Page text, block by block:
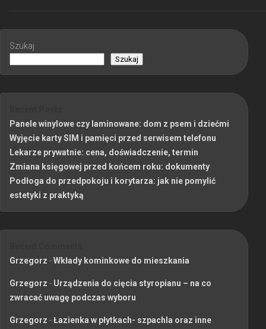
Szukaj
Szukaj
Panele winylowe czy laminowane: dom z psem i dziećmi
Wyjęcie karty SIM i pamięci przed serwisem telefonu
Lekarze prywatnie: cena, doświadczenie, termin
Zmiana księgowej przed końcem roku: dokumenty
Podłoga do przedpokoju i korytarza: jak nie pomylić
estetyki z praktyką
Grzegorz -Wkłady kominkowe do mieszkania
Grzegorz - Urządzenia do cięcia styropianu – na co
zwracać uwagę podczas wyboru
Grzegorz -Łazienka w płytkach- szpachla oraz inne